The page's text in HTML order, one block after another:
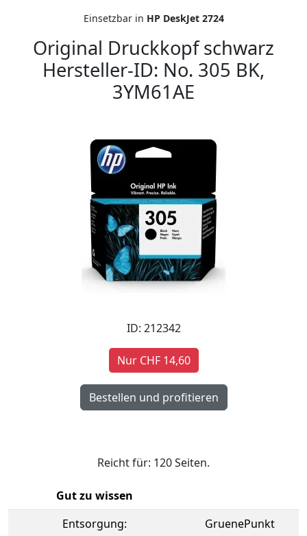
Einsetzbar in HP DeskJet 2724
Original Druckkopf schwarz
Hersteller-ID: No. 305 BK,
3YM61AE
ID: 212342
Nur CHF 14,60
Reicht für: 120 Seiten.
Gut zu wissen
Entsorgung:
GruenePunkt